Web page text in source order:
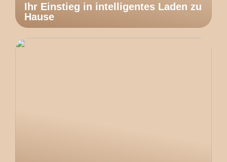
Ihr Einstieg in intelligentes Laden zu
Hause